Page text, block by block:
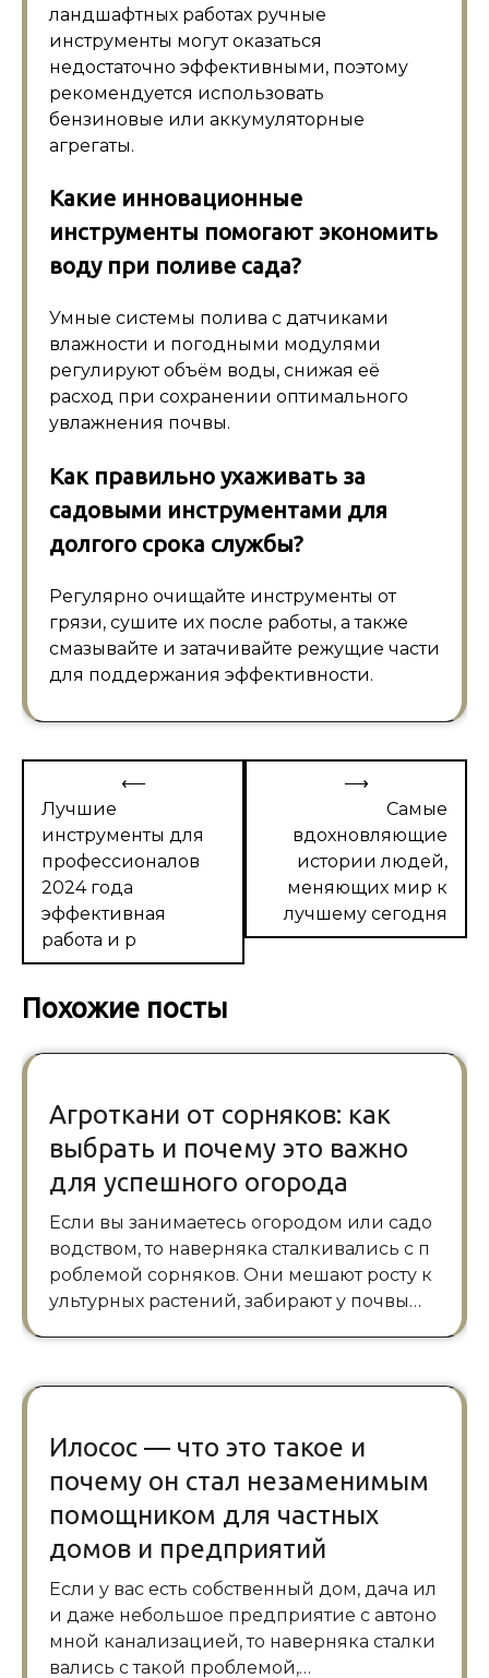
ландшафтных работах ручные
инструменты могут оказаться
недостаточно эффективными, поэтому
рекомендуется использовать
бензиновые или аккумуляторные
агрегаты.
Какие инновационные
инструменты помогают экономить
воду при поливе сада?
Умные системы полива с датчиками
влажности и погодными модулями
регулируют объём воды, снижая её
расход при сохранении оптимального
увлажнения почвы.
Как правильно ухаживать за
садовыми инструментами для
долгого срока службы?
Регулярно очищайте инструменты от
грязи, сушите их после работы, а также
смазывайте и затачивайте режущие части
для поддержания эффективности.
Навигация
по
записям
⟵
Лучшие
инструменты для
профессионалов
2024 года
эффективная
работа и р
Самые
вдохновляющие
истории людей,
меняющих мир к
лучшему сегодня
⟶
Похожие посты
Агроткани от сорняков: как
выбрать и почему это важно
для успешного огорода
Если вы занимаетесь огородом или садо
водством, то наверняка сталкивались с п
роблемой сорняков. Они мешают росту к
ультурных растений, забирают у почвы…
Илосос — что это такое и
почему он стал незаменимым
помощником для частных
домов и предприятий
Если у вас есть собственный дом, дача ил
и даже небольшое предприятие с автоно
мной канализацией, то наверняка сталки
вались с такой проблемой,…